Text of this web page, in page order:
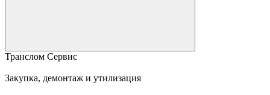
Транслом Сервис
Закупка, демонтаж и утилизация